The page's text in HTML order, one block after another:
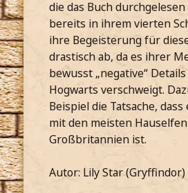
die das Buch
bereits in ihrem vierten
ihre Begeisterung für
drastisch ab, da es ihrer
bewusst „negative“
Hogwarts verschweigt.
Beispiel die Tatsache, dass
mit den meisten
Großbritannien ist.
Autor: Lily Star (Gryffindor)